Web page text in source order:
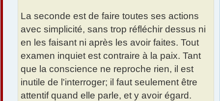
La seconde est de faire toutes ses actions
avec simplicité, sans trop réfléchir dessus ni
en les faisant ni après les avoir faites. Tout
examen inquiet est contraire à la paix. Tant
que la conscience ne reproche rien, il est
inutile de l'interroger; il faut seulement être
attentif quand elle parle, et y avoir égard.